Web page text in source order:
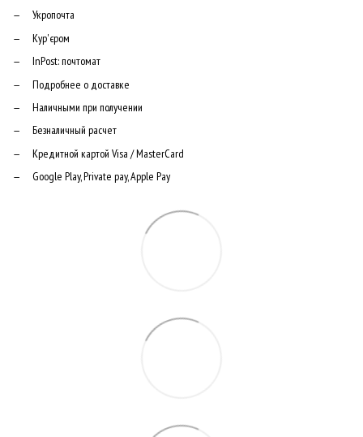
Укропочта
Кур'єром
InPost: почтомат
Подробнее о доставке
Наличными при получении
Безналичный расчет
Кредитной картой Visa / MasterCard
Google Play, Private pay, Apple Pay